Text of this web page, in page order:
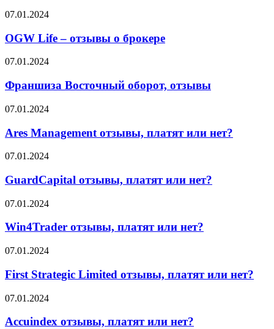
этом
партнёры
правда
миф?
OGW
–
отзывы
о
07.01.2024
OGW Life – отзывы о брокере
Франшиза
оборот,
отзывы
07.01.2024
Франшиза Восточный оборот, отзывы
Ares
отзывы,
платят
или
07.01.2024
Ares Management отзывы, платят или нет?
GuardCapital
платят
или
нет?
07.01.2024
GuardCapital отзывы, платят или нет?
Win4Trader
платят
нет?
07.01.2024
Win4Trader отзывы, платят или нет?
First
Limited
отзывы,
платят
или
нет?
07.01.2024
First Strategic Limited отзывы, платят или нет?
Accuindex
платят
07.01.2024
Accuindex отзывы, платят или нет?